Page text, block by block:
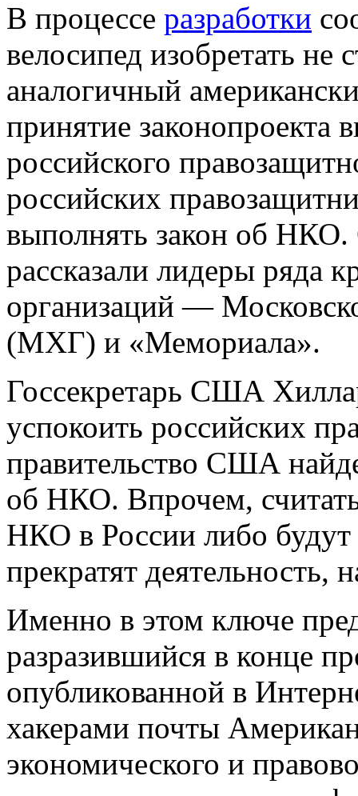
В процессе разработки
велосипед изобретать не
аналогичный
принятие законопроекта
российского
российских
выполнять закон об
рассказали лидеры ряда
организаций —
(МХГ) и «Мемориала».
Госсекретарь США
успокоить российских
правительство США
об НКО. Впрочем,
НКО в России либо
прекратят деятельность,
Именно в этом ключе
разразившийся в конце
опубликованной в
хакерами почты
экономического и